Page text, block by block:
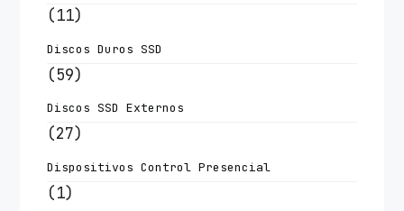
(11)
Discos Duros SSD
(59)
Discos SSD Externos
(27)
Dispositivos Control Presencial
(1)